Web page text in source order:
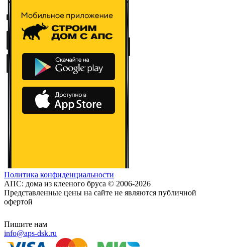
Политика конфиденциальности
АПС: дома из клееного бруса © 2006-2026
Представленные цены на сайте не являются публичной
офертой
Пишите нам
info@aps-dsk.ru